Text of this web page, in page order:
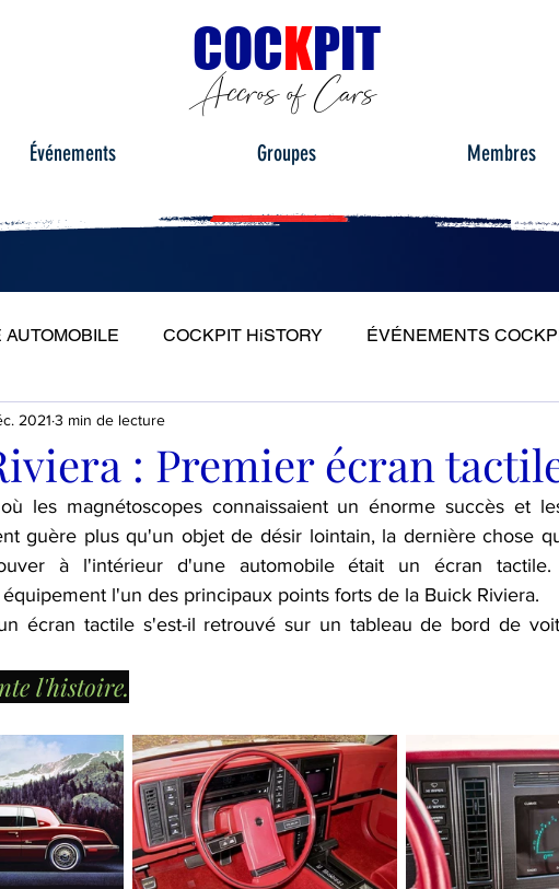
COCKPIT
Accros of Cars
Événements Groupes Membres
COCKPIT HiSTORY ÉVÉNEMENTS
ESSAIS ROUTIERS
: Premier écran
2021 3 min de lecture
les magnétoscopes connaissaient un énorme succès et
guère plus qu'un objet de désir lointain, la dernière chose
à l'intérieur d'une automobile était un écran tactile.
l'un des principaux points forts de la Buick Riviera.
écran tactile s'est-il retrouvé sur un tableau de bord de
l'histoire.